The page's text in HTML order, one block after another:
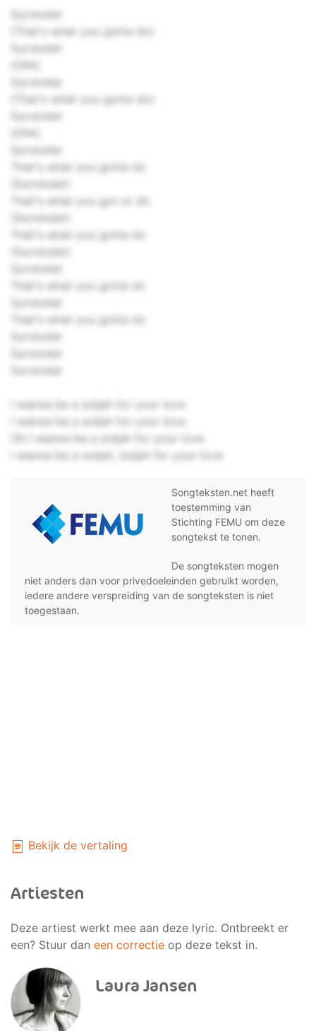
Surrender
(That's what you gotta do)
Surrender
Surrender
(That's what you gotta do)
Surrender
Surrender
That's what you gotta do
(Surrender)
That's what you got to do
(Surrender)
That's what you gotta do
(Surrender)
Surrender
That's what you gotta do
Surrender
That's what you gotta do
Surrender
Surrender
Surrender
I wanna be a soljah for your love
I wanna be a soljah for your love
Oh I wanna be a soljah for your love
I wanna be a soljah, soljah for your love
Songteksten.net heeft
toestemming van
Stichting FEMU om deze
songtekst te tonen.
De songteksten mogen
niet anders dan voor privedoeleinden gebruikt worden,
iedere andere verspreiding van de songteksten is niet
toegestaan.
Bekijk de vertaling
Artiesten
Deze artiest werkt mee aan deze lyric. Ontbreekt er
een? Stuur dan een correctie op deze tekst in.
Laura Jansen